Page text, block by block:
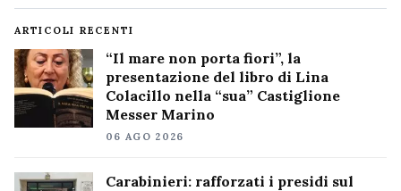
ARTICOLI RECENTI
“Il mare non porta fiori”, la
presentazione del libro di Lina
Colacillo nella “sua” Castiglione
Messer Marino
06 AGO 2026
Carabinieri: rafforzati i presidi sul